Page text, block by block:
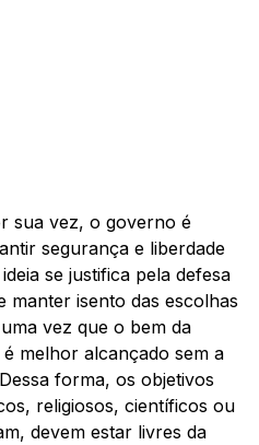
sua vez, o governo é
segurança e liberdade
se justifica pela defesa
manter isento das escolhas
vez que o bem da
melhor alcançado sem a
forma, os objetivos
religiosos, científicos ou
devem estar livres da